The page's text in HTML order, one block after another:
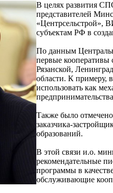
В целях развития
представителей
«Центрсельстрой»,
субъектам РФ в
По данным
первые кооперативы
Рязанской,
области. К примеру,
использовать как
Также было
заказчика-
образований.
В этой связи и.о.
рекомендательные
программы в
обслуживающие